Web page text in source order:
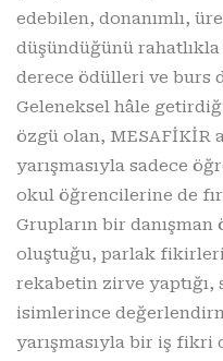
edebilen, donanımlı,
düşündüğünü
derece ödülleri ve burs
Geleneksel hâle
özgü olan, MESAFİKİR
yarışmasıyla sadece
okul öğrencilerine de
Grupların bir
oluştuğu, parlak
rekabetin zirve yaptığı,
isimlerince
yarışmasıyla bir iş